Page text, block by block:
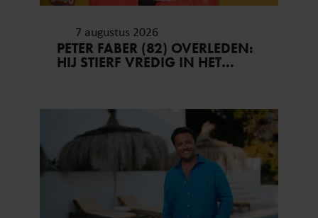
7 augustus 2026
PETER FABER (82) OVERLEDEN:
HIJ STIERF VREDIG IN HET